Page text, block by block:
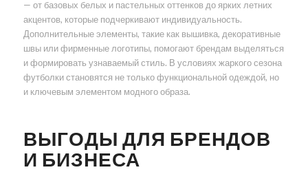
— от базовых белых и пастельных оттенков до ярких летних
акцентов, которые подчеркивают индивидуальность.
Дополнительные элементы, такие как вышивка, декоративные
швы или фирменные логотипы, помогают брендам выделяться
и формировать узнаваемый стиль. В условиях жаркого сезона
футболки становятся не только функциональной одеждой, но
и ключевым элементом модного образа.
ВЫГОДЫ ДЛЯ БРЕНДОВ
И БИЗНЕСА